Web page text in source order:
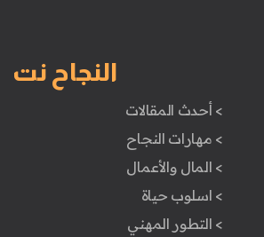
النجاح نت
> أحدث المقالات
> مهارات النجاح
> المال والأعمال
> اسلوب حياة
> التطور المهني